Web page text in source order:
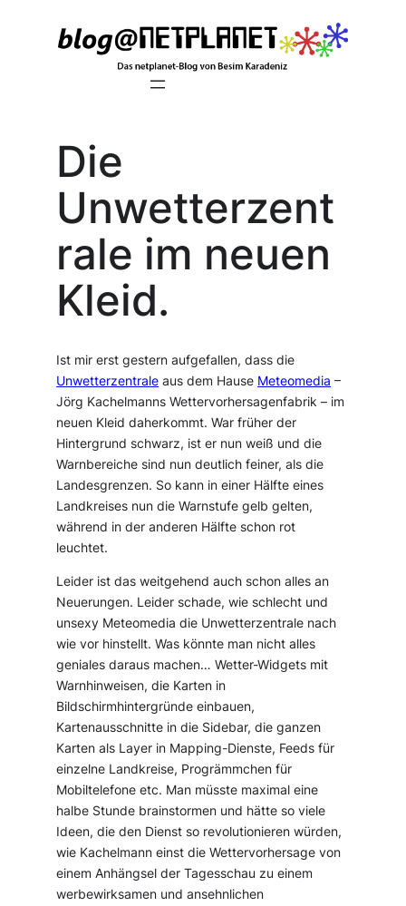
Die
Unwetterzent
rale im neuen
Kleid.
Ist mir erst gestern aufgefallen, dass die
Unwetterzentrale aus dem Hause Meteomedia –
Jörg Kachelmanns Wettervorhersagenfabrik – im
neuen Kleid daherkommt. War früher der
Hintergrund schwarz, ist er nun weiß und die
Warnbereiche sind nun deutlich feiner, als die
Landesgrenzen. So kann in einer Hälfte eines
Landkreises nun die Warnstufe gelb gelten,
während in der anderen Hälfte schon rot
leuchtet.
Leider ist das weitgehend auch schon alles an
Neuerungen. Leider schade, wie schlecht und
unsexy Meteomedia die Unwetterzentrale nach
wie vor hinstellt. Was könnte man nicht alles
geniales daraus machen… Wetter-Widgets mit
Warnhinweisen, die Karten in
Bildschirmhintergründe einbauen,
Kartenausschnitte in die Sidebar, die ganzen
Karten als Layer in Mapping-Dienste, Feeds für
einzelne Landkreise, Progrämmchen für
Mobiltelefone etc. Man müsste maximal eine
halbe Stunde brainstormen und hätte so viele
Ideen, die den Dienst so revolutionieren würden,
wie Kachelmann einst die Wettervorhersage von
einem Anhängsel der Tagesschau zu einem
werbewirksamen und ansehnlichen